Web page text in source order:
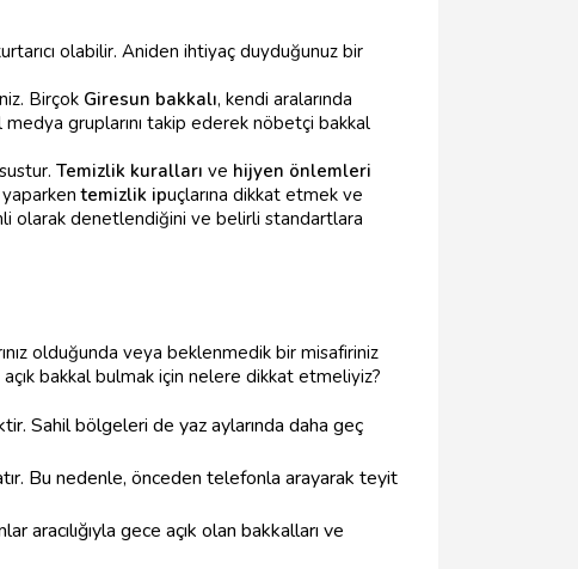
olabilir. Aniden ihtiyaç duyduğunuz bir
Birçok Giresun bakkalı, kendi aralarında
gruplarını takip ederek nöbetçi bakkal
Temizlik kuralları ve hijyen önlemleri
yaparkentemizlik ipuçlarına dikkat etmek ve
olarak denetlendiğini ve belirli standartlara
olduğunda veya beklenmedik bir misafiriniz
bakkal bulmak için nelere dikkat etmeliyiz?
Sahil bölgeleri de yaz aylarında daha geç
Bu nedenle, önceden telefonla arayarak teyit
aracılığıyla gece açık olan bakkalları ve